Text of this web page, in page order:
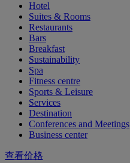
Hotel
Suites & Rooms
Restaurants
Bars
Breakfast
Sustainability
Spa
Fitness centre
Sports & Leisure
Services
Destination
Conferences and Meetings
Business center
查看价格